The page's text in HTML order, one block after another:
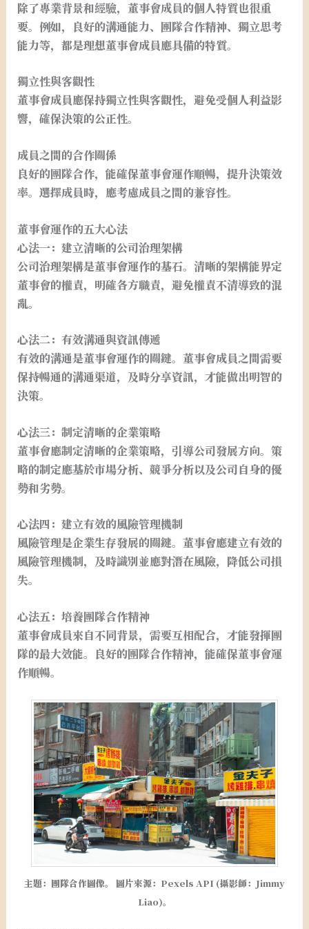
除了專業背景和經驗，董事會成員的個人特質也很重
要。例如，良好的溝通能力、團隊合作精神、獨立思考
能力等，都是理想董事會成員應具備的特質。
獨立性與客觀性
董事會成員應保持獨立性與客觀性，避免受個人利益影
響，確保決策的公正性。
成員之間的合作關係
良好的團隊合作，能確保董事會運作順暢，提升決策效
率。選擇成員時，應考慮成員之間的兼容性。
董事會運作的五大心法
心法一：建立清晰的公司治理架構
公司治理架構是董事會運作的基石。清晰的架構能界定
董事會的權責，明確各方職責，避免權責不清導致的混
亂。
心法二：有效溝通與資訊傳遞
有效的溝通是董事會運作的關鍵。董事會成員之間需要
保持暢通的溝通渠道，及時分享資訊，才能做出明智的
決策。
心法三：制定清晰的企業策略
董事會應制定清晰的企業策略，引導公司發展方向。策
略的制定應基於市場分析、競爭分析以及公司自身的優
勢和劣勢。
心法四：建立有效的風險管理機制
風險管理是企業生存發展的關鍵。董事會應建立有效的
風險管理機制，及時識別並應對潛在風險，降低公司損
失。
心法五：培養團隊合作精神
董事會成員來自不同背景，需要互相配合，才能發揮團
隊的最大效能。良好的團隊合作精神，能確保董事會運
作順暢。
主題：團隊合作圖像。 圖片來源：Pexels API (攝影師：Jimmy
Liao)。